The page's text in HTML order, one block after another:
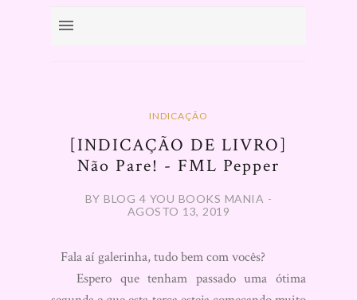
INDICAÇÃO
[INDICAÇÃO DE LIVRO]
Não Pare! - FML Pepper
BY BLOG 4 YOU BOOKS MANIA -
AGOSTO 13, 2019
Fala aí galerinha, tudo bem com vocês?
Espero que tenham passado uma ótima